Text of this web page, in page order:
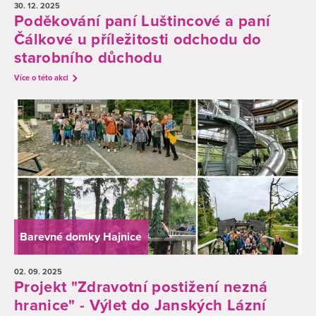
30. 12. 2025
Poděkování paní Luštincové a paní
Čálkové u příležitosti odchodu do
starobního důchodu
Více o této akci
Barevné domky Hajnice
02. 09. 2025
Projekt "Zdravotní postižení nezná
hranice" - Výlet do Janských Lázní